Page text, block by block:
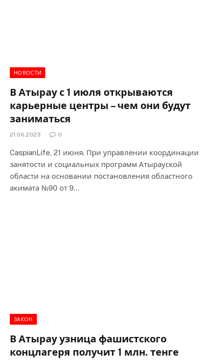
НОВОСТИ
В Атырау с 1 июля открываются
карьерные центры – чем они будут
заниматься
21.06.2023 0
CaspianLife, 21 июня. При управлении координации
занятости и социальных программ Атырауской
области на основании постановления областного
акимата №90 от 9…
ЗАКОН
В Атырау узница фашистского
концлагеря получит 1 млн. тенге